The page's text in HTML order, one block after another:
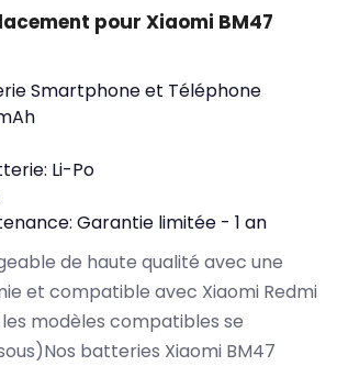
pour Xiaomi BM47
Smartphone et Téléphone
Li-Po
Garantie limitée - 1 an
de haute qualité avec une
et compatible avec Xiaomi Redmi
les modèles compatibles se
batteries Xiaomi BM47